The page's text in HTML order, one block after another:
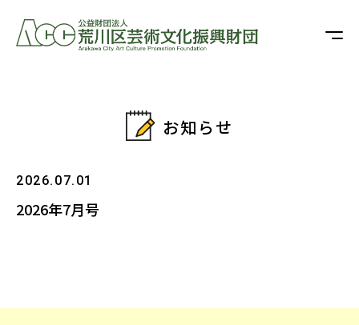
お知らせ
2026.07.01
2026年7月号